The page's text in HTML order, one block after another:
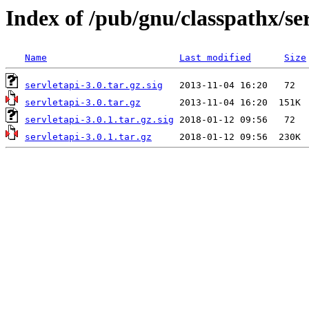
Index of /pub/gnu/classpathx/
Name Last modified Size
servletapi-3.0.tar.gz.sig
servletapi-3.0.tar.gz
servletapi-3.0.1.tar.gz.sig
servletapi-3.0.1.tar.gz